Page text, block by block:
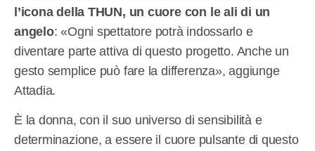
l’icona della THUN, un cuore con le ali di un
angelo: «Ogni spettatore potrà indossarlo e
diventare parte attiva di questo progetto. Anche un
gesto semplice può fare la differenza», aggiunge
Attadia.
È la donna, con il suo universo di sensibilità e
determinazione, a essere il cuore pulsante di questo